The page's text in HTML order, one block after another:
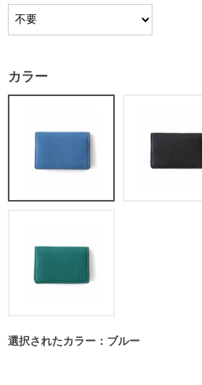
カラー
選択されたカラー：ブルー